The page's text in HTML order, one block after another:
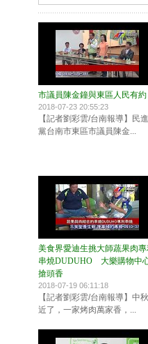
市議員陳金鐘與東區人民有約
2018-07-23 20:55:23
【記者劉彩雲/台南報導】民進
黨台南市東區市議員陳金...
美食界愛迪生挑大師蔬果肉專
串燒DUDUHO 大樂購物中
搶頭香
2018-07-19 06:11:18
【記者劉彩雲/台南報導】中秋
近了，一家烤肉萬家香，...